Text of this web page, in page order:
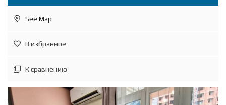
See Map
В избранное
К сравнению